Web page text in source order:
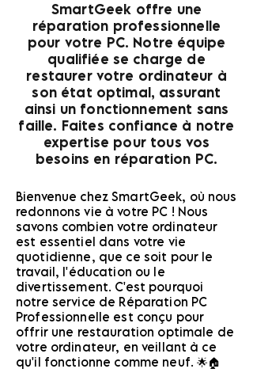
SmartGeek offre une
réparation professionnelle
pour votre PC. Notre équipe
qualifiée se charge de
restaurer votre ordinateur à
son état optimal, assurant
ainsi un fonctionnement sans
faille. Faites confiance à notre
expertise pour tous vos
besoins en réparation PC.
Bienvenue chez SmartGeek, où nous
redonnons vie à votre PC ! Nous
savons combien votre ordinateur
est essentiel dans votre vie
quotidienne, que ce soit pour le
travail, l'éducation ou le
divertissement. C'est pourquoi
notre service de Réparation PC
Professionnelle est conçu pour
offrir une restauration optimale de
votre ordinateur, en veillant à ce
qu'il fonctionne comme neuf. 🌟🏠